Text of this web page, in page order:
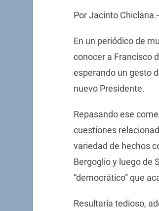
Por Jacinto Chiclana.-
En un periódico de
conocer a Francisco
esperando un gesto
nuevo Presidente.
Repasando ese
cuestiones
variedad de hechos
Bergoglio y luego de
“democrático” que
Resultaría tedioso,